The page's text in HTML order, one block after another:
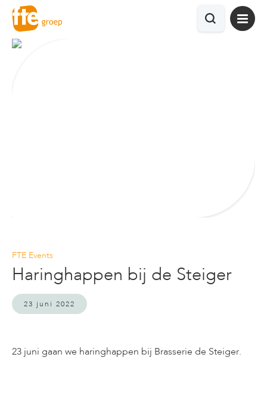
FTE Events
Haringhappen bij de Steiger
23 juni 2022
23 juni gaan we haringhappen bij Brasserie de Steiger.